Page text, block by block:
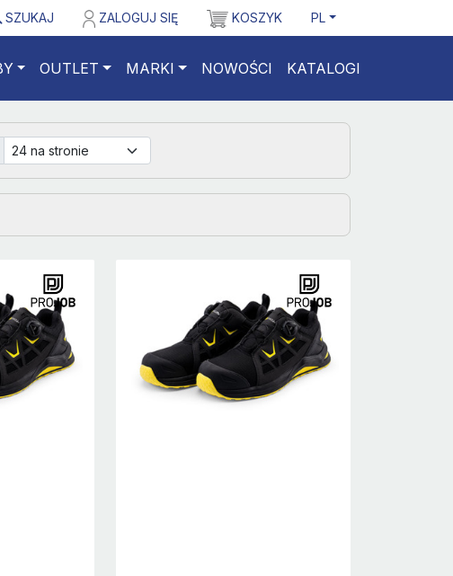
SZUKAJ ZALOGUJ SIĘ KOSZYK PL
OUTLET MARKI NOWOŚCI KATALOGI